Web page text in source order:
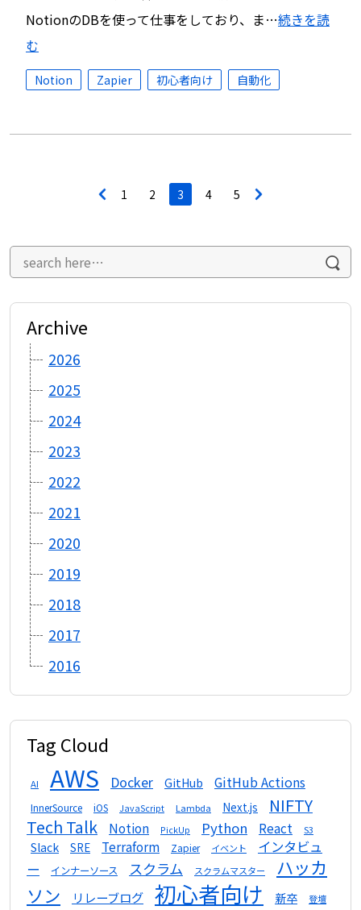
NotionのDBを使って仕事をしており、ま…続きを読
む
Notion Zapier 初心者向け 自動化
ー
ョ
1 2 3 4 5
Archive
2026
2025
2024
2023
2022
2021
2020
2019
2018
2017
2016
Tag Cloud
AI AWS Docker GitHub GitHub Actions
InnerSource iOS JavaScript Lambda Next.js
NIFTY
Tech Talk
Notion PickUp Python React S3
Slack SRE Terraform Zapier イベント
インタビュ
ー
インナーソース スクラム スクラムマスター
ハッカ
ソン
リレーブログ 初心者向け 新卒 登壇